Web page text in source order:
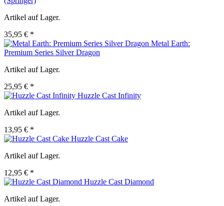
Artikel auf Lager.
35,95 € *
Metal Earth:
Premium Series Silver Dragon
Artikel auf Lager.
25,95 € *
Huzzle Cast Infinity
Artikel auf Lager.
13,95 € *
Huzzle Cast Cake
Artikel auf Lager.
12,95 € *
Huzzle Cast Diamond
Artikel auf Lager.